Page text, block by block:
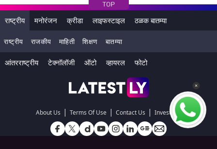
राष्ट्रीय मनोरंजन क्रीडा लाइफस्टाइल ठळक बातम्या
राष्ट्रीय राजकीय माहिती शिक्षण बातम्या
आंतरराष्ट्रीय टेक्नॉलॉजी ऑटो व्हायरल फोटो
About Us | Terms Of Use | Contact Us | Investors